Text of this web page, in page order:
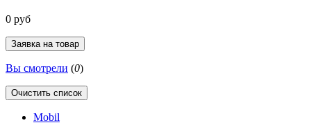
0 руб
Заявка на товар
Вы смотрели (0)
Очистить список
Mobil